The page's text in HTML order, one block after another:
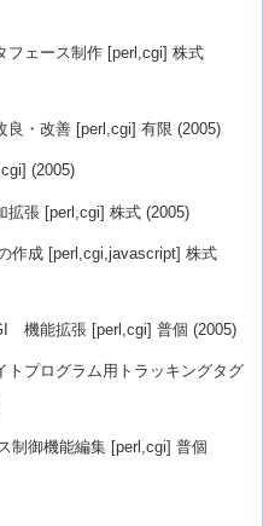
フェース制作 [perl,cgi] 株式
・改善 [perl,cgi] 有限 (2005)
(2005)
張 [perl,cgi] 株式 (2005)
作成 [perl,cgi,javascript] 株式
機能拡張 [perl,cgi] 普個 (2005)
トプログラム用トラッキングタグ
制御機能編集 [perl,cgi] 普個